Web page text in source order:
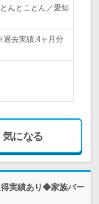
んとことん／愛知
過去実績:4ヶ月分
気になる
実績あり◆家族バー